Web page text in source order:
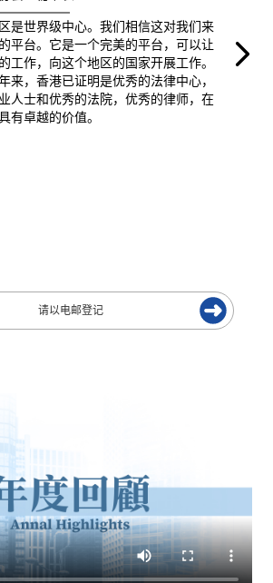
是世界级中心。我们相信这对我们来
平台。它是一个完美的平台，可以让
工作，向这个地区的国家开展工作。
来，香港已证明是优秀的法律中心，
人士和优秀的法院，优秀的律师，在
有卓越的价值。